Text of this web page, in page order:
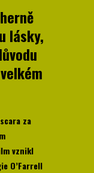
lásky,
za
vznikl
O’Farrell